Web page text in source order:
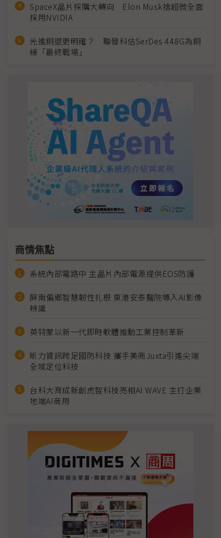
SpaceX晶片採購大轉向 Elon Musk捨超微全面
採用NVIDIA
光進銅退更明確？ 聯發科估SerDes 448G為銅
線「最終戰場」
商情焦點
系統內部電路中 主晶片內部電源提供EOS防護
屏南偏鄉智慧韌性扎根 東港安泰醫院導入AI影像
辨識
英特蒙以新一代即時軟體推動工業控制革新
昕力資訊跨足國防科技 攜手美商Juxta引進尖端
全域定位科技
台科大育成新創虎智科技亮相AI WAVE 主打企業
地端AI商用